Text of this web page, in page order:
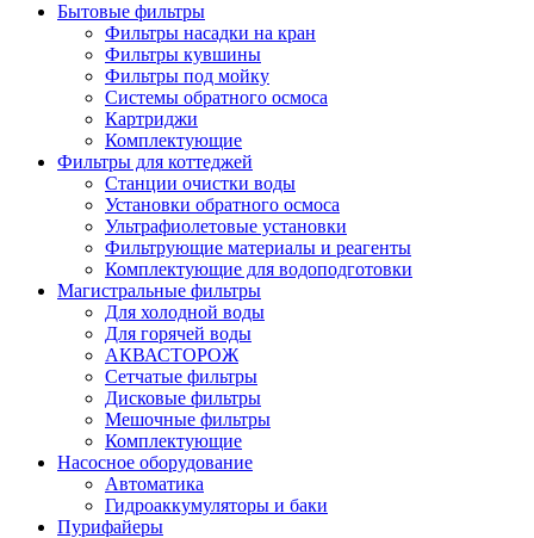
Бытовые фильтры
Фильтры насадки на кран
Фильтры кувшины
Фильтры под мойку
Системы обратного осмоса
Картриджи
Комплектующие
Фильтры для коттеджей
Станции очистки воды
Установки обратного осмоса
Ультрафиолетовые установки
Фильтрующие материалы и реагенты
Комплектующие для водоподготовки
Магистральные фильтры
Для холодной воды
Для горячей воды
АКВАСТОРОЖ
Сетчатые фильтры
Дисковые фильтры
Мешочные фильтры
Комплектующие
Насосное оборудование
Автоматика
Гидроаккумуляторы и баки
Пурифайеры